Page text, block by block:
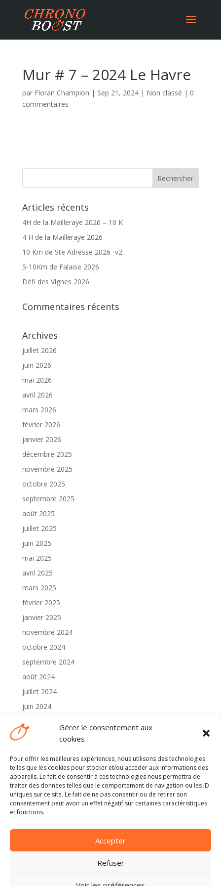
Gérer le consentement aux
cookies
Pour offrir les meilleures expériences, nous utilisons des technologies
telles que les cookies pour stocker et/ou accéder aux informations des
appareils. Le fait de consentir à ces technologies nous permettra de
traiter des données telles que le comportement de navigation ou les ID
uniques sur ce site. Le fait de ne pas consentir ou de retirer son
consentement peut avoir un effet négatif sur certaines caractéristiques
et fonctions.
Accepter
Refuser
Mur # 7 – 2024 Le Havre
par Floran Champion | Sep 21, 2024| Non classé | 0
commentaires
Articles récents
4H de la Mailleraye 2026 – 10 K
4 H de la Mailleraye 2026
10 Km de Ste Adresse 2026 -v2
5-10Km de Falaise 2026
Défi des Vignes 2026
Commentaires récents
Archives
juillet 2026
juin 2026
mai 2026
avril 2026
mars 2026
février 2026
janvier 2026
décembre 2025
novembre 2025
octobre 2025
septembre 2025
août 2025
juillet 2025
juin 2025
mai 2025
avril 2025
mars 2025
février 2025
janvier 2025
novembre 2024
octobre 2024
septembre 2024
août 2024
juillet 2024
juin 2024
mai 2024
avril 2024
Catégories
2024
Non classé
Méta
Connexion